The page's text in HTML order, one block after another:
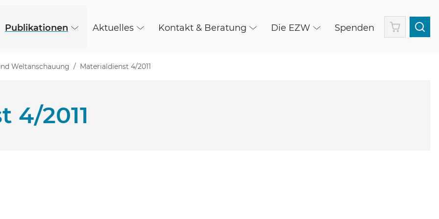
Publikationen
Aktuelles Kontakt & Beratung Die EZW Spenden Warenkorb
Weltanschauung Materialdienst 4/2011
4/2011